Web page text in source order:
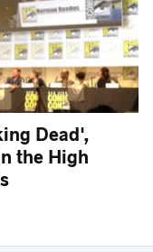
Dead',
the High